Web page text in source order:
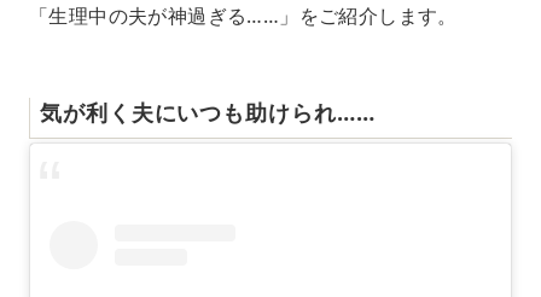
「生理中の夫が神過ぎる……」をご紹介します。
気が利く夫にいつも助けられ……